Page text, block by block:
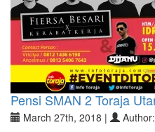
Pensi SMAN 2 Toraja
March 27th, 2018 |